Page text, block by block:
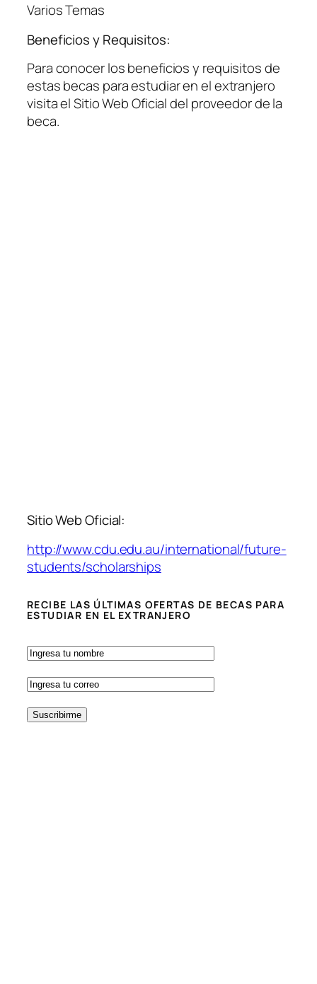
Varios Temas
Beneficios y Requisitos:
Para conocer los beneficios y requisitos de
estas becas para estudiar en el extranjero
visita el Sitio Web Oficial del proveedor de la
beca.
Sitio Web Oficial:
http://www.cdu.edu.au/international/future-
students/scholarships
RECIBE LAS ÚLTIMAS OFERTAS DE BECAS PARA
ESTUDIAR EN EL EXTRANJERO